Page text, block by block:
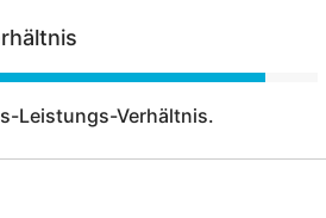
Leistungs-Verhältnis.